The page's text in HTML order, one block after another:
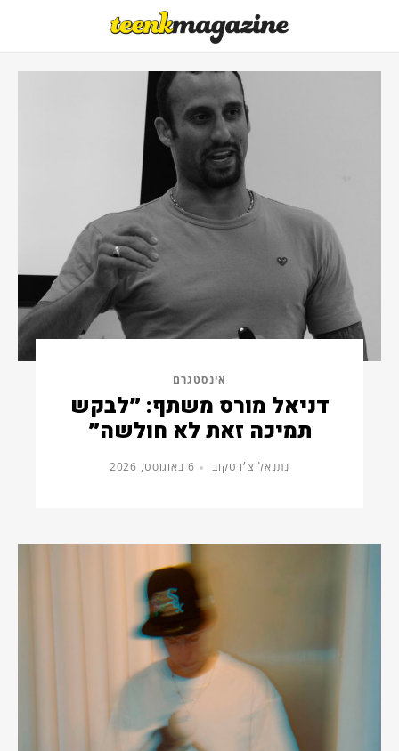
אינסטגרם
דניאל מורס משתף: ״לבקש
תמיכה זאת לא חולשה״
נתנאל צ׳רטקוב 6 באוגוסט, 2026